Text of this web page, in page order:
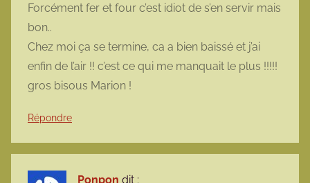
Forcément fer et four c’est idiot de s’en servir mais
bon..
Chez moi ça se termine, ca a bien baissé et j’ai
enfin de l’air !! c’est ce qui me manquait le plus !!!!!
gros bisous Marion !
Répondre
Ponpon dit :